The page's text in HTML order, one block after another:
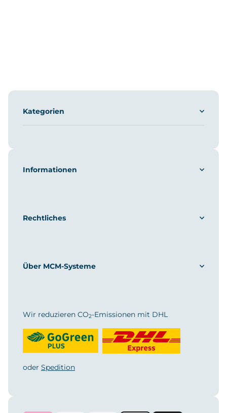
Kategorien
Informationen
Rechtliches
Über MCM-Systeme
Wir reduzieren CO2-Emissionen mit DHL
oder Spedition